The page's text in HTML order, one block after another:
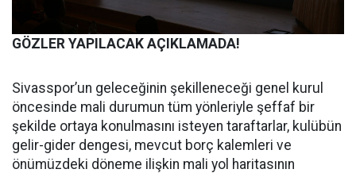
GÖZLER YAPILACAK AÇIKLAMADA!
Sivasspor’un geleceğinin şekilleneceği genel kurul
öncesinde mali durumun tüm yönleriyle şeffaf bir
şekilde ortaya konulmasını isteyen taraftarlar, kulübün
gelir-gider dengesi, mevcut borç kalemleri ve
önümüzdeki döneme ilişkin mali yol haritasının